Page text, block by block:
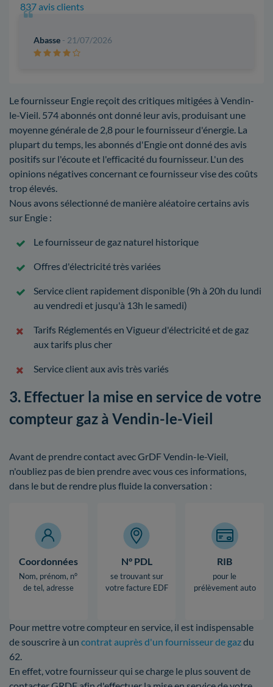
837 avis clients
Abasse - 21/07/2026
Le fournisseur Engie reçoit des critiques mitigées à Vendin-
le-Vieil. 574 abonnés ont donné leur avis, produisant une
moyenne générale de 2,8 pour le fournisseur d'énergie. La
plupart du temps, les abonnés d'Engie ont donné des avis
positifs sur l'écoute et l'efficacité du fournisseur. L'un des
opinions négatives concernant ce fournisseur vise des coûts
trop élevés.
Nous avons sélectionné de manière aléatoire certains avis
sur Engie :
Le fournisseur de gaz naturel historique
Offres d'électricité très variées
Service client rapidement disponible (9h à 20h du lundi
au vendredi et jusqu'à 13h le samedi)
Tarifs Réglementés en Vigueur d'électricité et de gaz
aux tarifs plus cher
Service client aux avis très variés
3. Effectuer la mise en service de votre
compteur gaz à Vendin-le-Vieil
Avant de prendre contact avec GrDF Vendin-le-Vieil,
n'oubliez pas de bien prendre avec vous ces informations,
dans le but de rendre plus fluide la conversation :
Coordonnées
Nom, prénom, n°
de tel, adresse
N° PDL
se trouvant sur
votre facture EDF
RIB
pour le
prélèvement auto
Pour mettre votre compteur en service, il est indispensable
de souscrire à un contrat auprès d'un fournisseur de gazdu
62.
En effet, votre fournisseur qui se charge le plus souvent de